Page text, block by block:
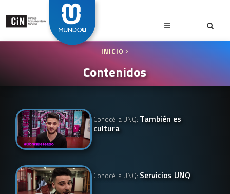
INICIO
Contenidos
Conocé la UNQ: También es
cultura
Conocé la UNQ: Servicios UNQ